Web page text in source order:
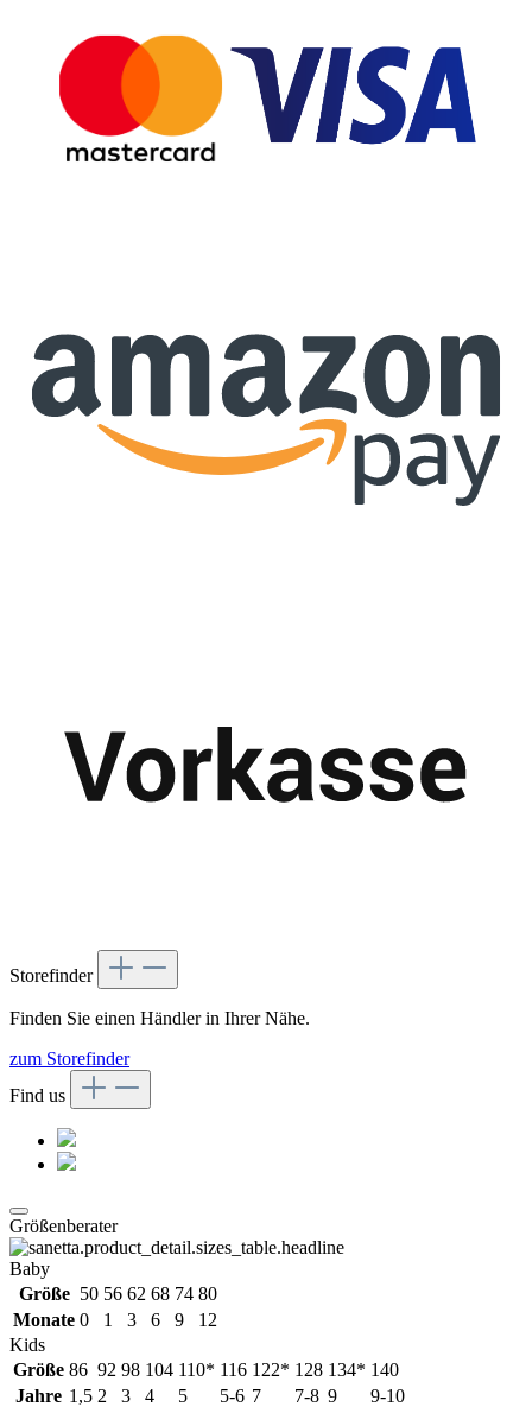
Storefinder
Finden Sie einen Händler in Ihrer Nähe.
zum Storefinder
Find us
Größenberater
Baby
Größe 50 56 62 68 74 80
Monate 0 1 3 6 9
12
Kids
Größe 86 92 98 104 110* 116 122* 128 134* 140
Jahre 1,5 2 3 4 5 5-6 7 7-8 9 9-10